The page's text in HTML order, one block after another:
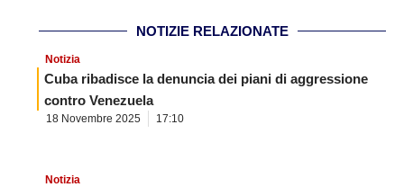
NOTIZIE RELAZIONATE
Notizia
Cuba ribadisce la denuncia dei piani di aggressione
contro Venezuela
18 Novembre 2025 17:10
Notizia